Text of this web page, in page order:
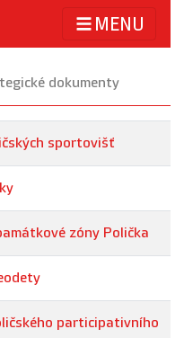
MENU
dokumenty
sportovišť
zóny Polička
participativního